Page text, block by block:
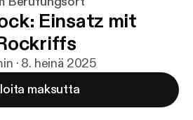
Einsatz mit
· 8. heinä 2025
maksutta